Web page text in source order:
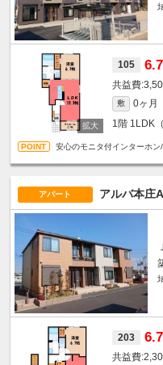
105
敷 0ヶ月
1階 1LDK
安心のモニタ付インターホ
アパート アルバ本庄A
203